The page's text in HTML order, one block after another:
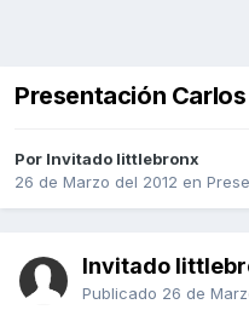
Presentación Carlos
Por Invitado littlebronx
26 de Marzo del 2012 en
Invitado
Publicado 26 de